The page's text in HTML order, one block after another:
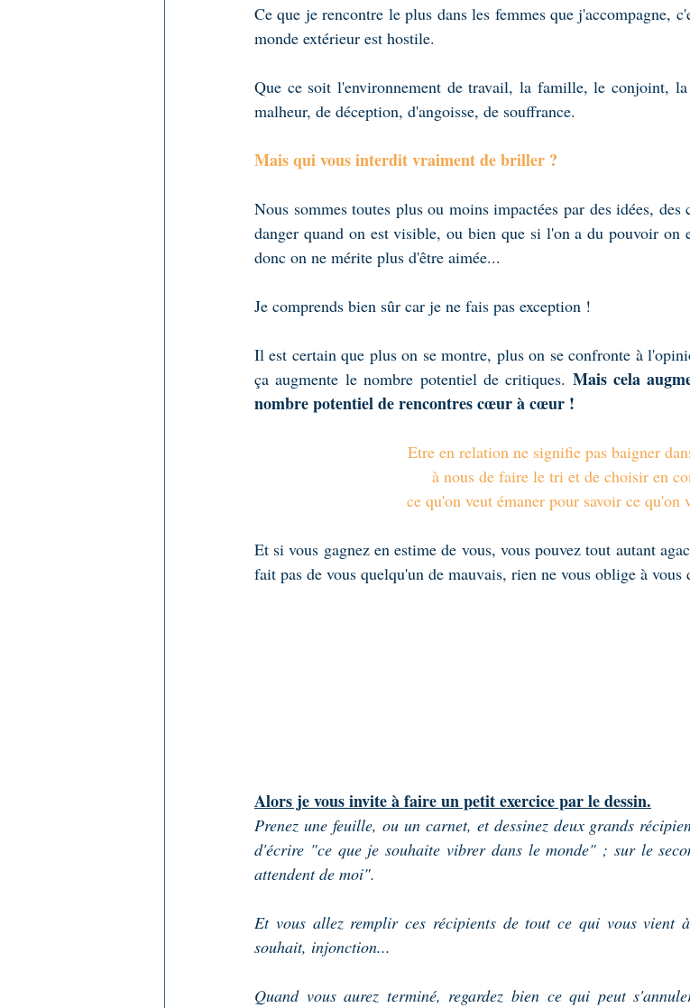
Ce que je rencontre le plus dans les femmes que j'accompagne,
monde extérieur est hostile.
Que ce soit l'environnement de travail, la famille, le conjoint,
malheur, de déception, d'angoisse, de souffrance.
Mais qui vous interdit vraiment de briller ?
Nous sommes toutes plus ou moins impactées par des idées, des
danger quand on est visible, ou bien que si l'on a du pouvoir on
donc on ne mérite plus d'être aimée...
Je comprends bien sûr car je ne fais pas exception !
Il est certain que plus on se montre, plus on se confronte à
ça augmente le nombre potentiel de critiques. Mais cela
nombre potentiel de rencontres cœur à cœur !
Etre en relation ne signifie pas baigner
à nous de faire le tri et de choisir en
ce qu'on veut émaner pour savoir ce qu'on
Et si vous gagnez en estime de vous, vous pouvez tout autant
fait pas de vous quelqu'un de mauvais, rien ne vous oblige à vous
Alors je vous invite à faire un petit exercice par le dessin.
Prenez une feuille, ou un carnet, et dessinez deux grands
d'écrire "ce que je souhaite vibrer dans le monde" ; sur le
attendent de moi".
Et vous allez remplir ces récipients de tout ce qui vous vient
souhait, injonction...
Quand vous aurez terminé, regardez bien ce qui peut